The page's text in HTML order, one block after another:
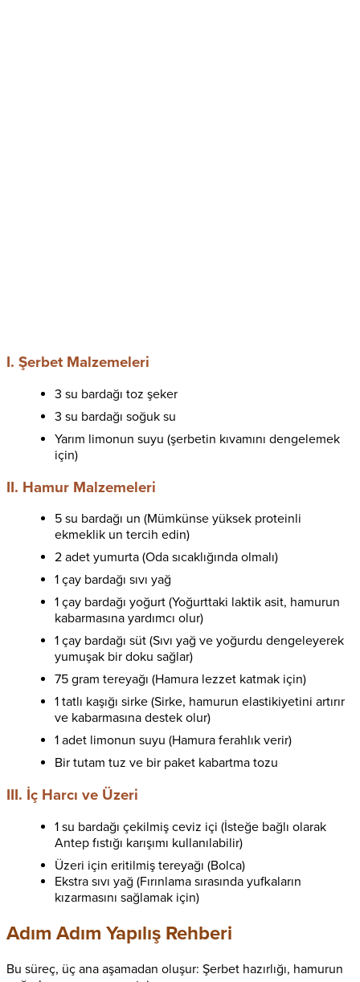
I. Şerbet Malzemeleri
3 su bardağı toz şeker
3 su bardağı soğuk su
Yarım limonun suyu (şerbetin kıvamını dengelemek
için)
II. Hamur Malzemeleri
5 su bardağı un (Mümkünse yüksek proteinli
ekmeklik un tercih edin)
2 adet yumurta (Oda sıcaklığında olmalı)
1 çay bardağı sıvı yağ
1 çay bardağı yoğurt (Yoğurttaki laktik asit, hamurun
kabarmasına yardımcı olur)
1 çay bardağı süt (Sıvı yağ ve yoğurdu dengeleyerek
yumuşak bir doku sağlar)
75 gram tereyağı (Hamura lezzet katmak için)
1 tatlı kaşığı sirke (Sirke, hamurun elastikiyetini artırır
ve kabarmasına destek olur)
1 adet limonun suyu (Hamura ferahlık verir)
Bir tutam tuz ve bir paket kabartma tozu
III. İç Harcı ve Üzeri
1 su bardağı çekilmiş ceviz içi (İsteğe bağlı olarak
Antep fıstığı karışımı kullanılabilir)
Üzeri için eritilmiş tereyağı (Bolca)
Ekstra sıvı yağ (Fırınlama sırasında yufkaların
kızarmasını sağlamak için)
Adım Adım Yapılış Rehberi
Bu süreç, üç ana aşamadan oluşur: Şerbet hazırlığı, hamurun